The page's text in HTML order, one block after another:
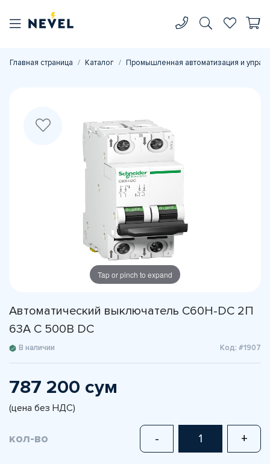
Главная страница Каталог Промышленная автоматизация и
Tap or pinch to expand
Автоматический выключатель C60H-DC 2П
63А C 500В DC
В наличии Код: #1907
787 200 сум
(цена без НДС)
кол-во - +